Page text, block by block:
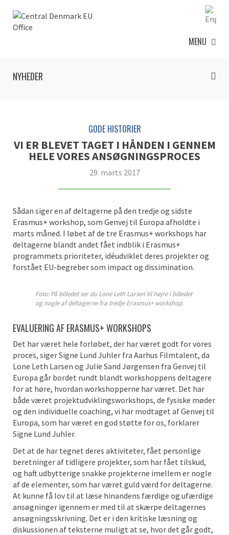
MENU
NYHEDER
GODE HISTORIER
VI ER BLEVET TAGET I HÅNDEN I GENNEM
HELE VORES ANSØGNINGSPROCES
29. marts 2017
Sådan siger en af deltagerne på den tredje og sidste
Erasmus+ workshop, som Genvej til Europa afholdte i
marts måned. I løbet af de tre Erasmus+ workshops har
deltagerne blandt andet fået indblik i Erasmus+
programmets prioriteter, idéudviklet deres projekter og
forstået EU-begreber som impact og dissimination.
Foto: På billedet ser du Lone Leth Larsen til højre i billedet
og nogle af deltagerne fra tredje Erasmus+ workshop.
EVALUERING AF ERASMUS+ WORKSHOPS
Det har været hele forløbet, der har været godt for vores
proces, siger Signe Lund Juhler fra Aarhus Filmtalent, da
Lone Leth Larsen og Julie Sand Jørgensen fra Genvej til
Europa går bordet rundt blandt workshoppens deltagere
for at høre, hvordan workshopperne har været. Det har
både været projektudviklingsworkshops, de fysiske møder
og den individuelle coaching, vi har modtaget af Genvej til
Europa, som har været en god støtte for os, forklarer
Signe Lund Juhler.
Det at de har tegnet deres aktiviteter, fået personlige
beretninger af tidligere projekter, som har fået tilskud,
og haft udbytterige snakke projekterne imellem er nogle
af de elementer, som har været guld værd for deltagerne.
At kunne få lov til at læse hinandens færdige og ufærdige
ansøgninger igennem er med til at skærpe deltagernes
ansøgningsskrivning. Det er i den kritiske læsning og
diskussionen af teksterne muligt at se, hvor det går godt,